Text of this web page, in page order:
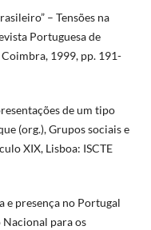
– Tensões na
Portuguesa de
1999, pp. 191-
de um tipo
(org.), Grupos sociais e
XIX, Lisboa: ISCTE
e presença no Portugal
Nacional para os